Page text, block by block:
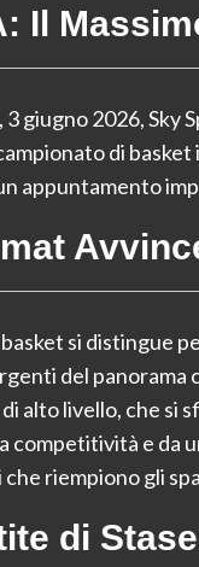
Il
3 giugno 2026, Sky
di basket
appuntamento
basket si distingue
del panorama
alto livello, che si
competitività e da
riempiono gli
di